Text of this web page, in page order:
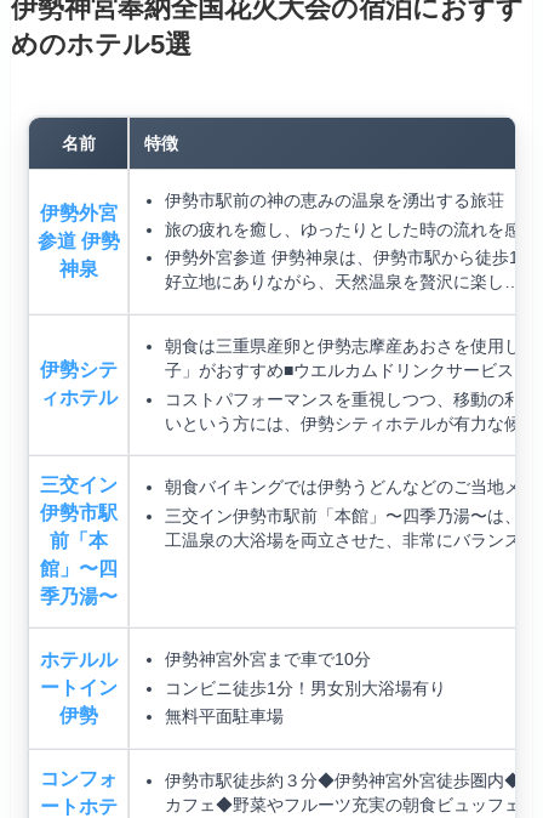
伊勢神宮奉納全国花火大会の宿泊におすす
めのホテル5選
名前 特徴
伊勢外宮
参道 伊勢
神泉
伊勢市駅前の神の恵みの温泉を湧出する旅荘
旅の疲れを癒し、ゆったりとした時の流れを感じ
伊勢外宮参道 伊勢神泉は、伊勢市駅から徒歩1分
好立地にありながら、天然温泉を贅沢に楽し…
伊勢シテ
ィホテル
朝食は三重県産卵と伊勢志摩産あおさを使用し
子」がおすすめ■ウエルカムドリンクサービス
コストパフォーマンスを重視しつつ、移動の利
いという方には、伊勢シティホテルが有力な候…
三交イン
伊勢市駅
前「本
館」〜四
季乃湯〜
朝食バイキングでは伊勢うどんなどのご当地メニ
三交イン伊勢市駅前「本館」〜四季乃湯〜は、
工温泉の大浴場を両立させた、非常にバランス…
ホテルル
ートイン
伊勢
伊勢神宮外宮まで車で10分
コンビニ徒歩1分！男女別大浴場有り
無料平面駐車場
コンフォ
ートホテ
伊勢市駅徒歩約３分◆伊勢神宮外宮徒歩圏内◆地
カフェ◆野菜やフルーツ充実の朝食ビュッフェ